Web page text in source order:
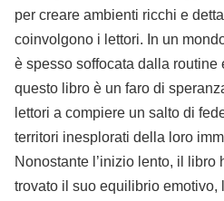
per creare ambienti ricchi e
coinvolgono i lettori. In un
è spesso soffocata dalla routine
questo libro è un faro di
lettori a compiere un salto di
territori inesplorati della loro
Nonostante l’inizio lento, il libro
trovato il suo equilibrio emotivo,